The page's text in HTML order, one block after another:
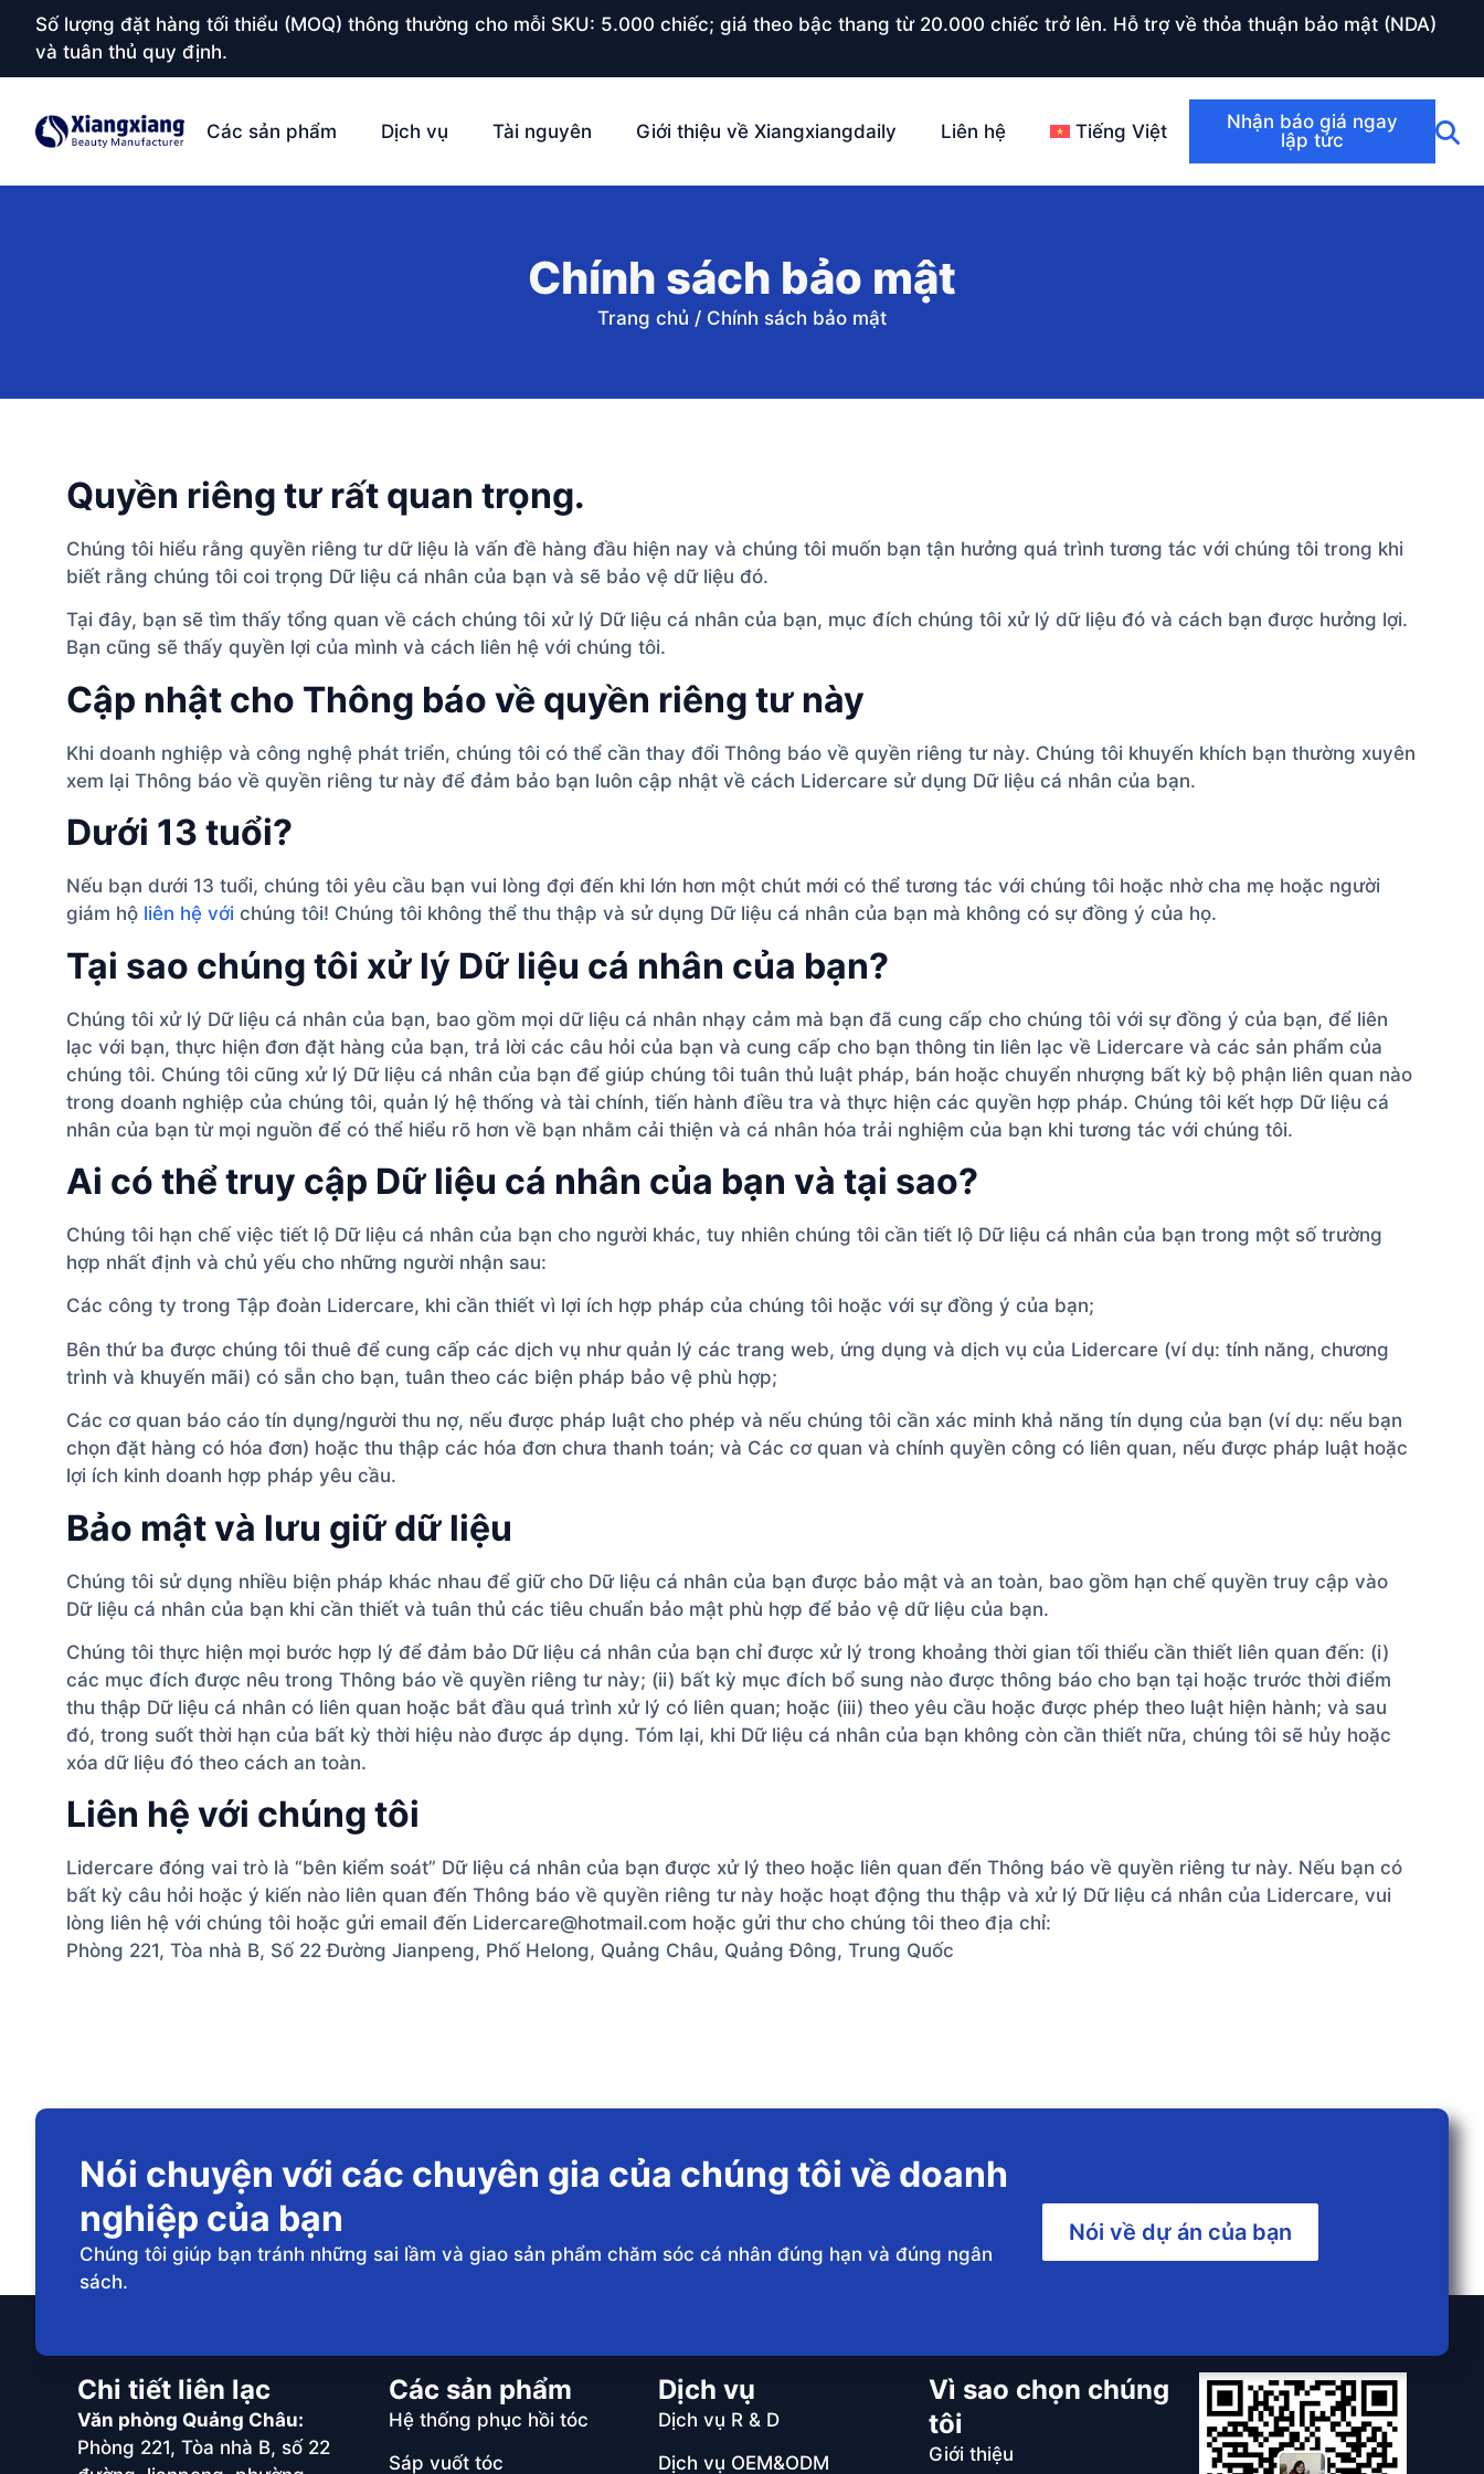
Số lượng đặt hàng tối thiểu (MOQ) thông thường cho mỗi SKU: 5.000 chiếc; giá theo bậc thang từ 20.000 chiếc trở lên. Hỗ trợ về thỏa thuận bảo mật (NDA)
và tuân thủ quy định.
Các sản phẩm Dịch vụ Tài nguyên Giới thiệu về Xiangxiangdaily Liên hệ Tiếng Việt
Nhận báo giá ngay
lập tức
Chính sách bảo mật
Trang chủ / Chính sách bảo mật
Quyền riêng tư rất quan trọng.
Chúng tôi hiểu rằng quyền riêng tư dữ liệu là vấn đề hàng đầu hiện nay và chúng tôi muốn bạn tận hưởng quá trình tương tác với chúng tôi trong khi
biết rằng chúng tôi coi trọng Dữ liệu cá nhân của bạn và sẽ bảo vệ dữ liệu đó.
Tại đây, bạn sẽ tìm thấy tổng quan về cách chúng tôi xử lý Dữ liệu cá nhân của bạn, mục đích chúng tôi xử lý dữ liệu đó và cách bạn được hưởng lợi.
Bạn cũng sẽ thấy quyền lợi của mình và cách liên hệ với chúng tôi.
Cập nhật cho Thông báo về quyền riêng tư này
Khi doanh nghiệp và công nghệ phát triển, chúng tôi có thể cần thay đổi Thông báo về quyền riêng tư này. Chúng tôi khuyến khích bạn thường xuyên
xem lại Thông báo về quyền riêng tư này để đảm bảo bạn luôn cập nhật về cách Lidercare sử dụng Dữ liệu cá nhân của bạn.
Dưới 13 tuổi?
Nếu bạn dưới 13 tuổi, chúng tôi yêu cầu bạn vui lòng đợi đến khi lớn hơn một chút mới có thể tương tác với chúng tôi hoặc nhờ cha mẹ hoặc người
giám hộ liên hệ với chúng tôi! Chúng tôi không thể thu thập và sử dụng Dữ liệu cá nhân của bạn mà không có sự đồng ý của họ.
Tại sao chúng tôi xử lý Dữ liệu cá nhân của bạn?
Chúng tôi xử lý Dữ liệu cá nhân của bạn, bao gồm mọi dữ liệu cá nhân nhạy cảm mà bạn đã cung cấp cho chúng tôi với sự đồng ý của bạn, để liên
lạc với bạn, thực hiện đơn đặt hàng của bạn, trả lời các câu hỏi của bạn và cung cấp cho bạn thông tin liên lạc về Lidercare và các sản phẩm của
chúng tôi. Chúng tôi cũng xử lý Dữ liệu cá nhân của bạn để giúp chúng tôi tuân thủ luật pháp, bán hoặc chuyển nhượng bất kỳ bộ phận liên quan nào
trong doanh nghiệp của chúng tôi, quản lý hệ thống và tài chính, tiến hành điều tra và thực hiện các quyền hợp pháp. Chúng tôi kết hợp Dữ liệu cá
nhân của bạn từ mọi nguồn để có thể hiểu rõ hơn về bạn nhằm cải thiện và cá nhân hóa trải nghiệm của bạn khi tương tác với chúng tôi.
Ai có thể truy cập Dữ liệu cá nhân của bạn và tại sao?
Chúng tôi hạn chế việc tiết lộ Dữ liệu cá nhân của bạn cho người khác, tuy nhiên chúng tôi cần tiết lộ Dữ liệu cá nhân của bạn trong một số trường
hợp nhất định và chủ yếu cho những người nhận sau:
Các công ty trong Tập đoàn Lidercare, khi cần thiết vì lợi ích hợp pháp của chúng tôi hoặc với sự đồng ý của bạn;
Bên thứ ba được chúng tôi thuê để cung cấp các dịch vụ như quản lý các trang web, ứng dụng và dịch vụ của Lidercare (ví dụ: tính năng, chương
trình và khuyến mãi) có sẵn cho bạn, tuân theo các biện pháp bảo vệ phù hợp;
Các cơ quan báo cáo tín dụng/người thu nợ, nếu được pháp luật cho phép và nếu chúng tôi cần xác minh khả năng tín dụng của bạn (ví dụ: nếu bạn
chọn đặt hàng có hóa đơn) hoặc thu thập các hóa đơn chưa thanh toán; và Các cơ quan và chính quyền công có liên quan, nếu được pháp luật hoặc
lợi ích kinh doanh hợp pháp yêu cầu.
Bảo mật và lưu giữ dữ liệu
Chúng tôi sử dụng nhiều biện pháp khác nhau để giữ cho Dữ liệu cá nhân của bạn được bảo mật và an toàn, bao gồm hạn chế quyền truy cập vào
Dữ liệu cá nhân của bạn khi cần thiết và tuân thủ các tiêu chuẩn bảo mật phù hợp để bảo vệ dữ liệu của bạn.
Chúng tôi thực hiện mọi bước hợp lý để đảm bảo Dữ liệu cá nhân của bạn chỉ được xử lý trong khoảng thời gian tối thiểu cần thiết liên quan đến: (i)
các mục đích được nêu trong Thông báo về quyền riêng tư này; (ii) bất kỳ mục đích bổ sung nào được thông báo cho bạn tại hoặc trước thời điểm
thu thập Dữ liệu cá nhân có liên quan hoặc bắt đầu quá trình xử lý có liên quan; hoặc (iii) theo yêu cầu hoặc được phép theo luật hiện hành; và sau
đó, trong suốt thời hạn của bất kỳ thời hiệu nào được áp dụng. Tóm lại, khi Dữ liệu cá nhân của bạn không còn cần thiết nữa, chúng tôi sẽ hủy hoặc
xóa dữ liệu đó theo cách an toàn.
Liên hệ với chúng tôi
Lidercare đóng vai trò là “bên kiểm soát” Dữ liệu cá nhân của bạn được xử lý theo hoặc liên quan đến Thông báo về quyền riêng tư này. Nếu bạn có
bất kỳ câu hỏi hoặc ý kiến nào liên quan đến Thông báo về quyền riêng tư này hoặc hoạt động thu thập và xử lý Dữ liệu cá nhân của Lidercare, vui
lòng liên hệ với chúng tôi hoặc gửi email đến Lidercare@hotmail.com hoặc gửi thư cho chúng tôi theo địa chỉ:
Phòng 221, Tòa nhà B, Số 22 Đường Jianpeng, Phố Helong, Quảng Châu, Quảng Đông, Trung Quốc
Nói chuyện với các chuyên gia của chúng tôi về doanh
nghiệp của bạn
Chúng tôi giúp bạn tránh những sai lầm và giao sản phẩm chăm sóc cá nhân đúng hạn và đúng ngân
sách.
Nói về dự án của bạn
Chi tiết liên lạc
Văn phòng Quảng Châu:
Phòng 221, Tòa nhà B, số 22
Các sản phẩm
Hệ thống phục hồi tóc
Sáp vuốt tóc
Dịch vụ
Dịch vụ R & D
Dịch vụ OEM&ODM
Vì sao chọn chúng
tôi
Giới thiệu